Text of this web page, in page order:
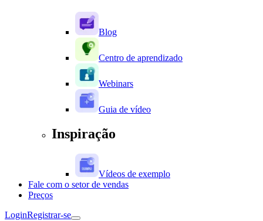
Blog
Centro de aprendizado
Webinars
Guia de vídeo
Inspiração
Vídeos de exemplo
Fale com o setor de vendas
Preços
LoginRegistrar-se